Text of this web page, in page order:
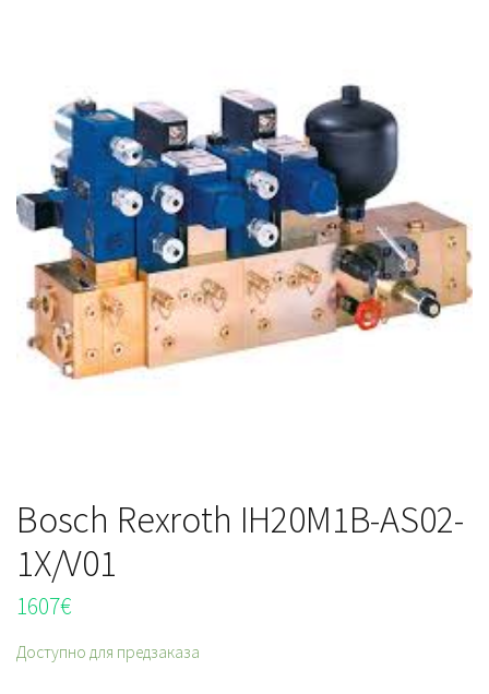
Bosch Rexroth IH20M1B-AS02-
1X/V01
1607€
Доступно для предзаказа